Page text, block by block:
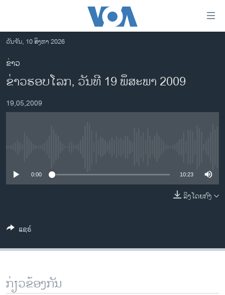
ເຂົ້າ
ຫາ
ຂ້າມ
ຂ້າມ
ໄປ
ລາວ
ອາເມຣິກາ
ການເລືອກຕັ້ງ ປະທານາທີບໍດີ ສະຫະລັດ 2024
ອິດສະຫຼະພາບດ້ານການຂ່າວ
ວິທະຍາສາດ-ເທັກໂນໂລຈີ
ທຸລະກິດ
ວີດີໂອ
ວັນຈັນ, 10 ສິງຫາ 2026
ຂ່າວ
ຂ່າວຮອບໂລກ, ວັນທີ 19 ພຶສະພາ 2009
19,05,2009
0:00 10:23
ລິງໂດຍກົງ
ແຊຣ໌
ກ່ຽວຂ້ອງກັນ